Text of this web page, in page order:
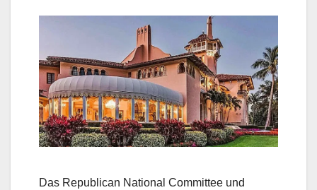
Das Republican National Committee und